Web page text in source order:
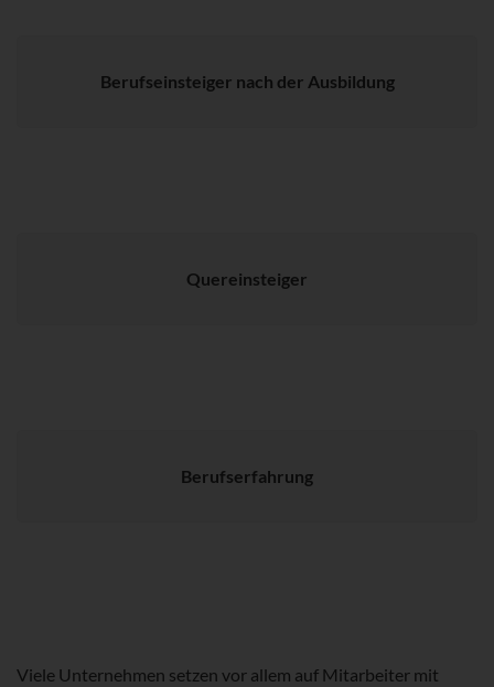
Berufseinsteiger nach der Ausbildung
Quereinsteiger
Berufserfahrung
Viele Unternehmen setzen vor allem auf Mitarbeiter mit